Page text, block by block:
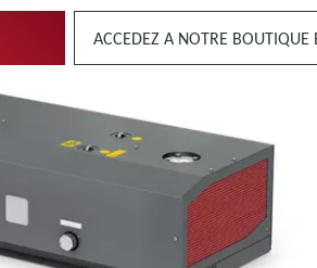
ACCEDEZ A NOTRE BOUTIQUE